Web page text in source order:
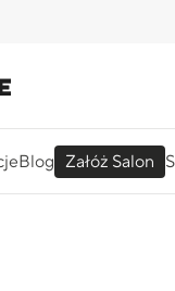
Blog Załóż Salon